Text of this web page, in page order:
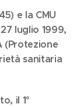
e la CMU
luglio 1999,
(Protezione
sanitaria
il 1°